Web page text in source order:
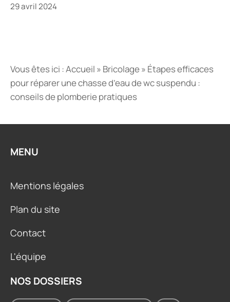
29 avril 2024
Vous êtes ici :Accueil » Bricolage» Étapes efficaces
pour réparer une chasse d’eau de wc suspendu :
conseils de plomberie pratiques
MENU
Mentions légales
Plan du site
Contact
L'équipe
NOS DOSSIERS